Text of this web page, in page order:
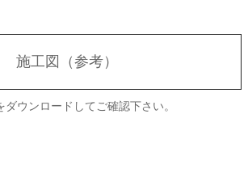
施工図（参考）
ウンロードしてご確認下さい。